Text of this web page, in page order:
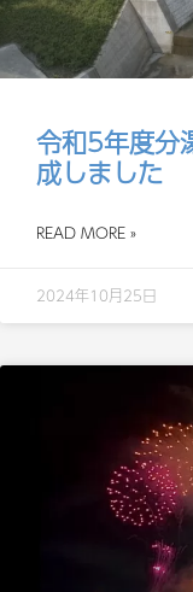
令和5年度分
成しました
READ MORE »
2024年10月25日